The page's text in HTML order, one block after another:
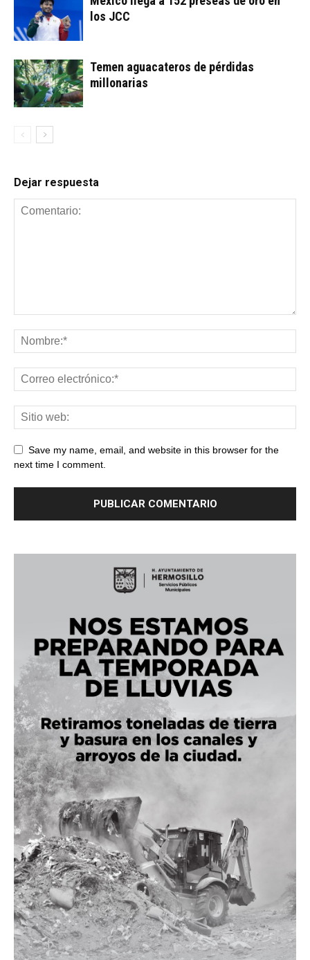
los JCC
Temen aguacateros de pérdidas
millonarias
Dejar respuesta
Save my name, email, and website in this browser for the
next time I comment.